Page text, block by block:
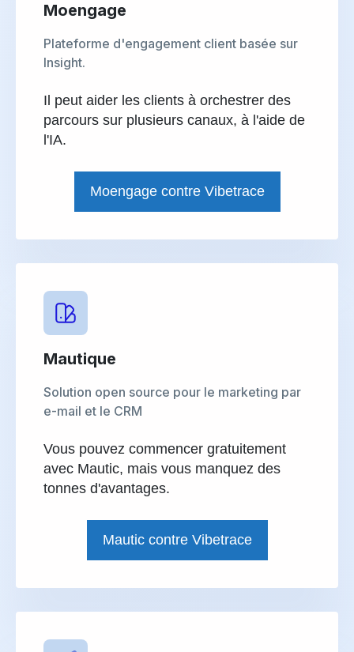
Moengage
Plateforme d'engagement client basée sur
Insight.
Il peut aider les clients à orchestrer des
parcours sur plusieurs canaux, à l'aide de
l'IA.
Moengage contre Vibetrace
Mautique
Solution open source pour le marketing par
e-mail et le CRM
Vous pouvez commencer gratuitement
avec Mautic, mais vous manquez des
tonnes d'avantages.
Mautic contre Vibetrace